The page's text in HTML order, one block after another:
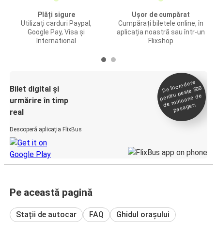
Plăți sigure
Utilizați carduri Paypal,
Google Pay, Visa și
International
Ușor de cumpărat
Cumpărați biletele online, în
aplicația noastră sau într-un
Flixshop
Bilet digital și
urmărire în timp
real
Descoperă aplicația FlixBus
De încredere
pentru peste 500
de
milioane de
pasageri
Pe această pagină
Stații de autocar FAQ Ghidul orașului